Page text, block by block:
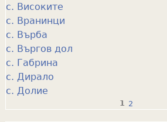
с. Високите
с. Вранинци
с. Върба
с. Въргов дол
с. Габрина
с. Дирало
с. Долие
1 2